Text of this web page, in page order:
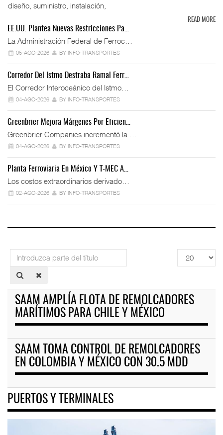
diseño, suministro, instalación,
READ MORE
EE.UU. Plantea Nuevas Restricciones Pa…
La Administración Federal de Ferroc…
05-AGO-2026 BY INFO-TRANSPORTES
Corredor Del Istmo Destraba Ramal Ferr…
El Corredor Interoceánico del Istmo…
04-AGO-2026 BY INFO-TRANSPORTES
Greenbrier Mejora Márgenes Por Eficien…
Greenbrier Companies incrementó la …
04-AGO-2026 BY INFO-TRANSPORTES
Planta Ferroviaria En México Y T-MEC A…
Los costos extraordinarios derivado…
02-AGO-2026 BY INFO-TRANSPORTES
Introduzca
parte
del
Cantidad
a
SAAM AMPLÍA FLOTA DE REMOLCADORES
MARÍTIMOS PARA CHILE Y MÉXICO
SAAM TOMA CONTROL DE REMOLCADORES
EN COLOMBIA Y MÉXICO CON 30.5 MDD
PUERTOS Y TERMINALES